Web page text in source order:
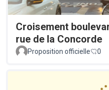
Croisement
rue de la Concorde
Proposition officielle 0